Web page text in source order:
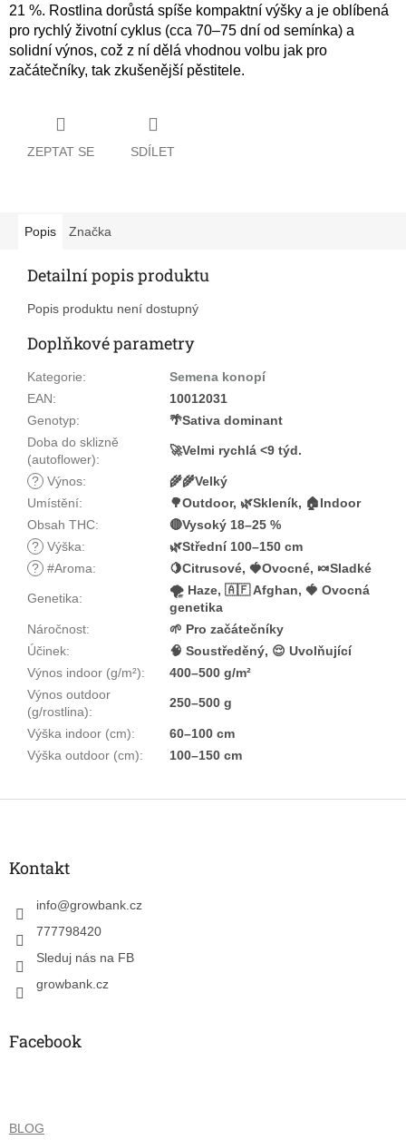
21 %. Rostlina dorůstá spíše kompaktní výšky a je oblíbená
pro rychlý životní cyklus (cca 70–75 dní od semínka) a
solidní výnos, což z ní dělá vhodnou volbu jak pro
začátečníky, tak zkušenější pěstitele.
ZEPTAT SE SDÍLET
Popis Značka
Detailní popis produktu
Popis produktu není dostupný
Doplňkové parametry
Kategorie:
Semena konopí
EAN:
10012031
Genotyp:
🌴Sativa dominant
Doba do sklizně
(autoflower):
🚀Velmi rychlá <9 týd.
? Výnos:
🌾🌾Velký
Umístění:
🌳Outdoor, 🌿Skleník, 🏠Indoor
Obsah THC:
🔴Vysoký 18–25 %
? Výška:
🌿Střední 100–150 cm
? #Aroma: 🍋Citrusové, 🍓Ovocné, 🍬Sladké
Genetika:
🌪️ Haze, 🇦🇫 Afghan, 🍓 Ovocná
genetika
Náročnost:
🌱 Pro začátečníky
Účinek:
🧠 Soustředěný, 😌 Uvolňující
Výnos indoor (g/m²):
400–500 g/m²
Výnos outdoor
(g/rostlina):
250–500 g
Výška indoor (cm):
60–100 cm
Výška outdoor (cm): 100–150 cm
Z
Kontakt
info@growbank.cz
777798420
Sleduj nás na FB
growbank.cz
Facebook
BLOG